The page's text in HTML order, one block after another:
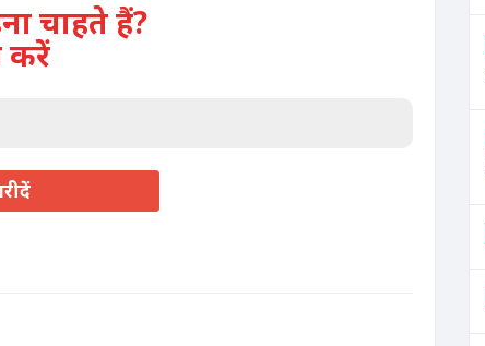
चाहते हैं?
करें